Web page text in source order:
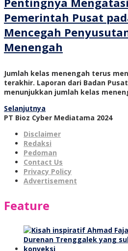
Pemerintah Pusat
Mencegah
Menengah
Jumlah kelas menengah terus
terakhir. Laporan dari Badan
menunjukkan jumlah kelas
Selanjutnya
PT Bioz Cyber Mediatama 2024
Disclaimer
Redaksi
Pedoman
Contact Us
Privacy Policy
Advertisement
Feature